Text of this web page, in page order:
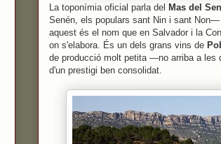
La toponímia oficial parla del Mas del
Senén, els populars sant Nin i sant
aquest és el nom que en Salvador i la
on s'elabora. És un dels grans vins de
de producció molt petita —no arriba a les
d'un prestigi ben consolidat.